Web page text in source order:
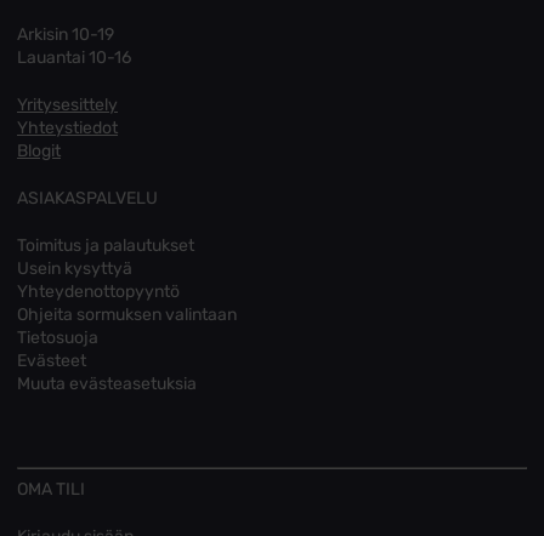
Arkisin 10-19
Lauantai 10-16
Yritysesittely
Yhteystiedot
Blogit
ASIAKASPALVELU
Toimitus ja palautukset
Usein kysyttyä
Yhteydenottopyyntö
Ohjeita sormuksen valintaan
Tietosuoja
Evästeet
Muuta evästeasetuksia
OMA TILI